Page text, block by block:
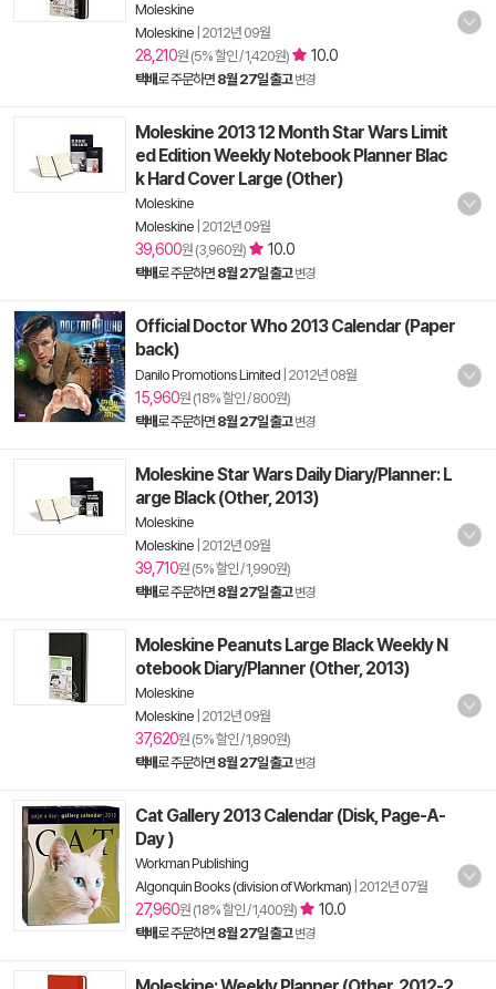
Moleskine
Moleskine 2012년 09월
28,210원 (5% 할인 / 1,420원) 10.0
택배로 주문하면 8월 27일 출고 변경
Moleskine 2013 12 Month Star Wars Limit
ed Edition Weekly Notebook Planner Blac
k Hard Cover Large (Other)
Moleskine
Moleskine 2012년 09월
39,600원 (3,960원) 10.0
택배로 주문하면 8월 27일 출고 변경
Official Doctor Who 2013 Calendar (Paper
back)
Danilo Promotions Limited 2012년 08월
15,960원 (18% 할인 / 800원)
택배로 주문하면 8월 27일 출고 변경
Moleskine Star Wars Daily Diary/Planner: L
arge Black (Other, 2013)
Moleskine
Moleskine 2012년 09월
39,710원 (5% 할인 / 1,990원)
택배로 주문하면 8월 27일 출고 변경
Moleskine Peanuts Large Black Weekly N
otebook Diary/Planner (Other, 2013)
Moleskine
Moleskine 2012년 09월
37,620원 (5% 할인 / 1,890원)
택배로 주문하면 8월 27일 출고 변경
Cat Gallery 2013 Calendar (Disk, Page-A-
Day )
Workman Publishing
Algonquin Books (division of Workman) 2012년 07월
27,960원 (18% 할인 / 1,400원) 10.0
택배로 주문하면 8월 27일 출고 변경